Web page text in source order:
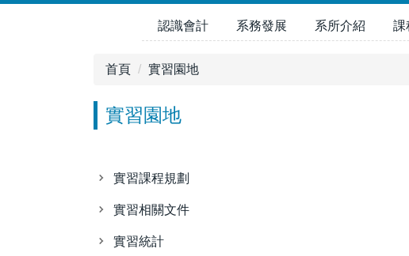
認識會計 系務發展 系所介紹 課
首頁 實習園地
實習園地
實習課程規劃
實習相關文件
實習統計